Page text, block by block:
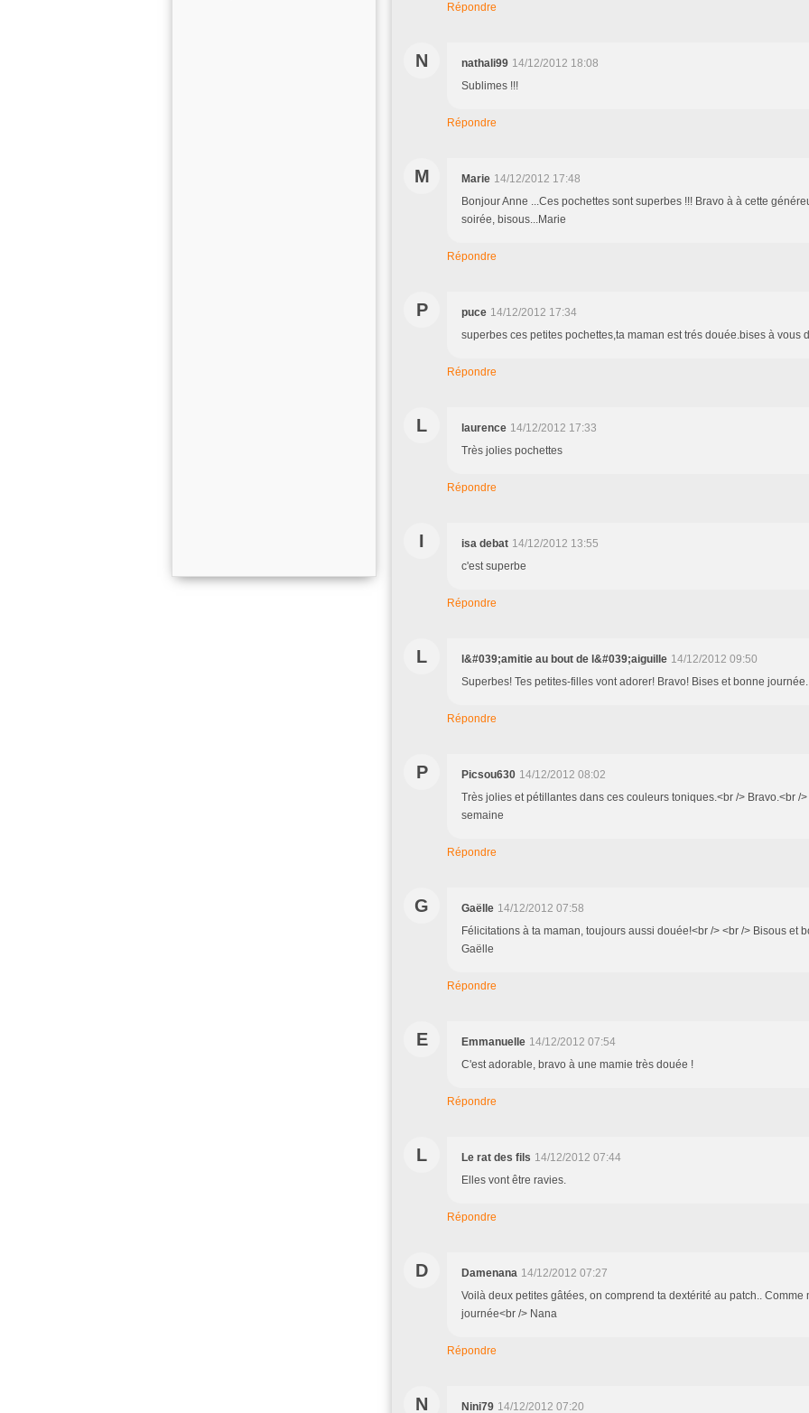
Répondre
N nathali99 14/12/2012 18:08
Sublimes !!!
Répondre
M Marie 14/12/2012 17:48
Bonjour Anne ...Ces pochettes sont superbes !!! Bravo à à cette
soirée, bisous...Marie
Répondre
P puce 14/12/2012 17:34
superbes ces petites pochettes,ta maman est trés douée.bises à vous
Répondre
L laurence 14/12/2012 17:33
Très jolies pochettes
Répondre
I isa debat 14/12/2012 13:55
c'est superbe
Répondre
L l&#039;amitie au bout de l&#039;aiguille 14/12/2012 09:50
Superbes! Tes petites-filles vont adorer! Bravo! Bises et bonne journée.
Répondre
P Picsou630 14/12/2012 08:02
Très jolies et pétillantes dans ces couleurs toniques.<br /> Bravo.<br /
semaine
Répondre
G Gaëlle 14/12/2012 07:58
Félicitations à ta maman, toujours aussi douée!<br /> <br /> Bisous et
Gaëlle
Répondre
E Emmanuelle 14/12/2012 07:54
C'est adorable, bravo à une mamie très douée !
Répondre
L Le rat des fils 14/12/2012 07:44
Elles vont être ravies.
Répondre
D Damenana 14/12/2012 07:27
Voilà deux petites gâtées, on comprend ta dextérité au patch.. Comme
journée<br /> Nana
Répondre
N Nini79 14/12/2012 07:20